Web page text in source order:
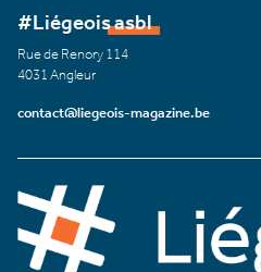
#Liégeois asbl
Rue de Renory 114
4031 Angleur
contact@liegeois-magazine.be